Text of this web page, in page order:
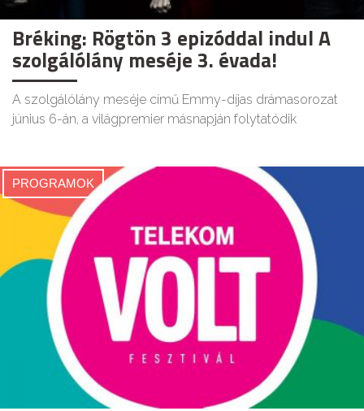
Bréking: Rögtön 3 epizóddal indul A
szolgálólány meséje 3. évada!
A szolgálólány meséje című Emmy-díjas drámasorozat
június 6-án, a világpremier másnapján folytatódik
PROGRAMOK